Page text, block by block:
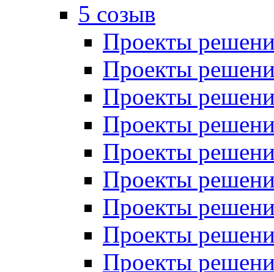
5 созыв
Проекты
Проекты
Проекты
Проекты
Проекты
Проекты
Проекты
Проекты
Проекты